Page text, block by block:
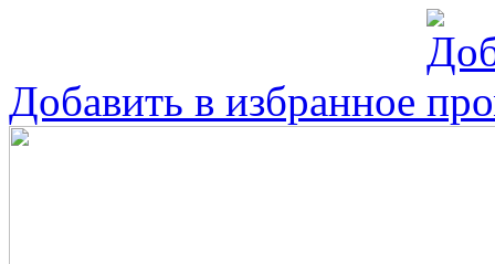
Добавить в избранное